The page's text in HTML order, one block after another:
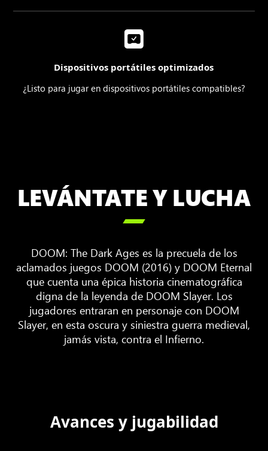
Dispositivos portátiles optimizados
¿Listo para jugar en dispositivos portátiles compatibles?
LEVÁNTATE Y LUCHA

DOOM: The Dark Ages es la precuela de los
aclamados juegos DOOM (2016) y DOOM Eternal
que cuenta una épica historia cinematográfica
digna de la leyenda de DOOM Slayer. Los
jugadores entraran en personaje con DOOM
Slayer, en esta oscura y siniestra guerra medieval,
jamás vista, contra el Infierno.
Avances y jugabilidad